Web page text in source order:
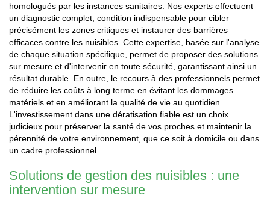
homologués par les instances sanitaires. Nos experts effectuent
un diagnostic complet, condition indispensable pour cibler
précisément les zones critiques et instaurer des barrières
efficaces contre les nuisibles. Cette expertise, basée sur l'analyse
de chaque situation spécifique, permet de proposer des solutions
sur mesure et d'intervenir en toute sécurité, garantissant ainsi un
résultat durable. En outre, le recours à des professionnels permet
de réduire les coûts à long terme en évitant les dommages
matériels et en améliorant la qualité de vie au quotidien.
L'investissement dans une dératisation fiable est un choix
judicieux pour préserver la santé de vos proches et maintenir la
pérennité de votre environnement, que ce soit à domicile ou dans
un cadre professionnel.
Solutions de gestion des nuisibles : une
intervention sur mesure